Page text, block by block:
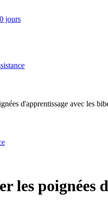
jours
d'apprentissage avec les
les poignées